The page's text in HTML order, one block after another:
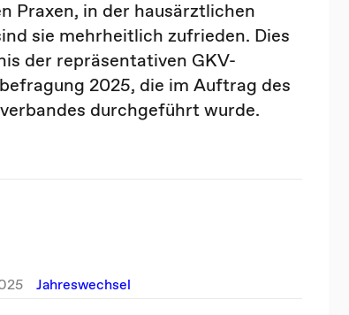
Praxen, in der hausärztlichen
sie mehrheitlich zufrieden. Dies
der repräsentativen GKV-
2025, die im Auftrag des
durchgeführt wurde.
Jahreswechsel